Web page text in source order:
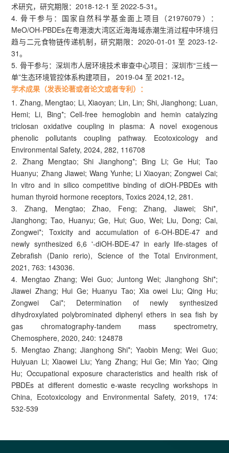
术研究，研究期限：2018-12-1 至 2022-5-31。
4. 骨干参与：国家自然科学基金面上项目（21976079）：
MeO/OH-PBDEs在粤港澳大湾区近海海域赤潮生消过程中环境归
趋与二元食物链传递机制，研究期限：2020-01-01 至 2023-12-
31。
5. 骨干参与：深圳市人居环境技术审查中心项目：深圳市“三线一
单”生态环境管控体系构建项目， 2019-04 至 2021-12。
学术成果（发表论著或者论文或者专利）：
1. Zhang, Mengtao; Li, Xiaoyan; Lin, Lin; Shi, Jianghong; Luan,
Hemi; Li, Bing*; Cell-free hemoglobin and hemin catalyzing
triclosan oxidative coupling in plasma: A novel exogenous
phenolic pollutants coupling pathway. Ecotoxicology and
Environmental Safety, 2024, 282, 116708
2. Zhang Mengtao; Shi Jianghong*; Bing Li; Ge Hui; Tao
Huanyu; Zhang Jiawei; Wang Yunhe; Li Xiaoyan; Zongwei Cai;
In vitro and in silico competitive binding of diOH-PBDEs with
human thyroid hormone receptors, Toxics 2024,12, 281.
3. Zhang, Mengtao; Zhao, Feng; Zhang, Jiawei; Shi*,
Jianghong; Tao, Huanyu; Ge, Hui; Guo, Wei; Liu, Dong; Cai,
Zongwei*; Toxicity and accumulation of 6-OH-BDE-47 and
newly synthesized 6,6 '-diOH-BDE-47 in early life-stages of
Zebrafish (Danio rerio), Science of the Total Environment,
2021, 763: 143036.
4. Mengtao Zhang; Wei Guo; Juntong Wei; Jianghong Shi*;
Jiawei Zhang; Hui Ge; Huanyu Tao; Xia owei Liu; Qing Hu;
Zongwei Cai*; Determination of newly synthesized
dihydroxylated polybrominated diphenyl ethers in sea fish by
gas chromatography-tandem mass spectrometry,
Chemosphere, 2020, 240: 124878
5. Mengtao Zhang; Jianghong Shi*; Yaobin Meng; Wei Guo;
Huiyuan Li; Xiaowei Liu; Yang Zhang; Hui Ge; Min Yao; Qing
Hu; Occupational exposure characteristics and health risk of
PBDEs at different domestic e-waste recycling workshops in
China, Ecotoxicology and Environmental Safety, 2019, 174:
532-539